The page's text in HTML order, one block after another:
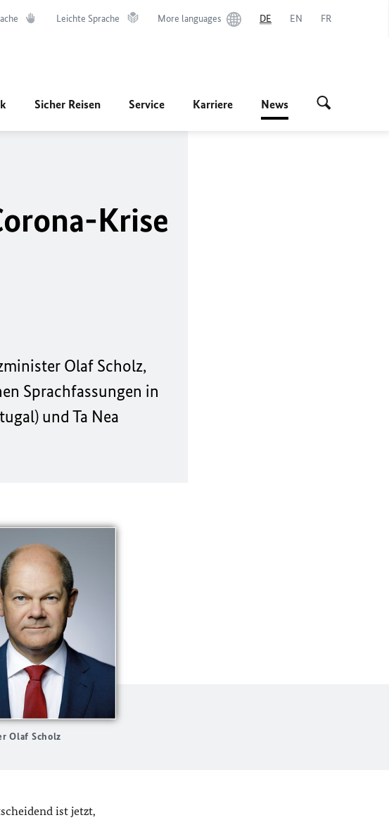
Leichte Sprache More languages DE EN FR
Sicher Reisen Service Karriere News
Krise
Olaf Scholz,
Sprachfassungen in
und Ta Nea
Olaf Scholz
ist jetzt,